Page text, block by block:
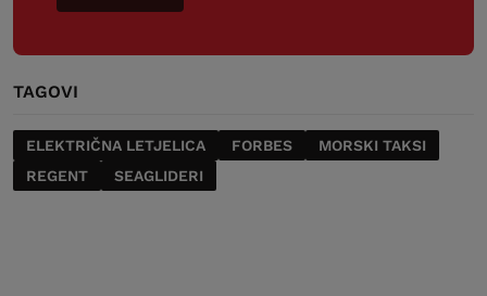
TAGOVI
ELEKTRIČNA LETJELICA FORBES
MORSKI TAKSI
REGENT
SEAGLIDERI